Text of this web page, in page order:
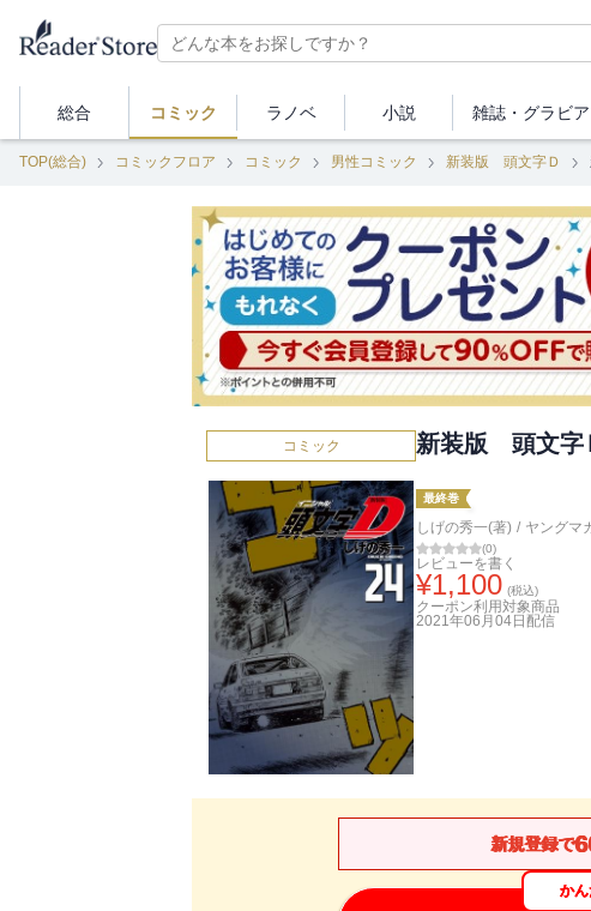
総合 コミック ラノベ 小説 雑誌・ グラビア
TOP(総合) コミックフロア コミック 男性コミック 新装版 頭文字Ｄ
コミック 新装版 頭文字
最終巻
しげの秀一(著) / ヤングマ
(0)
レビューを書く
¥1,100 (税込)
クーポン利用対象商品
2021年06月04日 配信
新規登録で
かん